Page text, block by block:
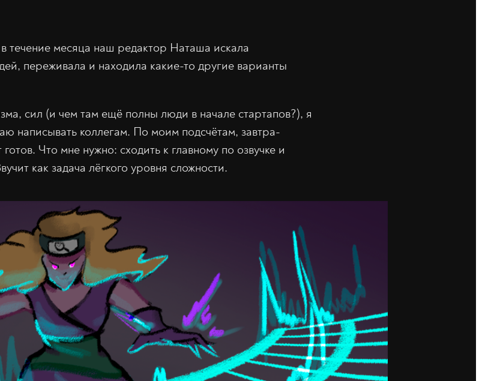
течение месяца наш редактор Наташа искала
переживала и находила какие-то другие варианты
сил (и чем там ещё полны люди в начале стартапов?), я
написывать коллегам. По моим подсчётам, завтра-
Что мне нужно: сходить к главному по озвучке и
как задача лёгкого уровня сложности.